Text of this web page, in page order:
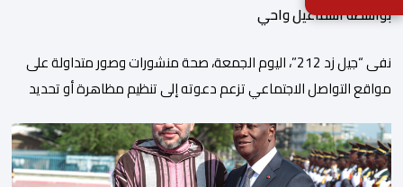
بواسطة اسماعيل واحي
نفى “جيل زد 212”، اليوم الجمعة، صحة منشورات وصور متداولة على
مواقع التواصل الاجتماعي تزعم دعوته إلى تنظيم مظاهرة أو تحديد
القنوات الرسمية للمجموعة. وقال “جيل زد 212”، في بلاغ توضيحي، إنه
لم يصدر عن إدارته أو عن السيرفر الرسمي أي إعلان أو تنسيق […]